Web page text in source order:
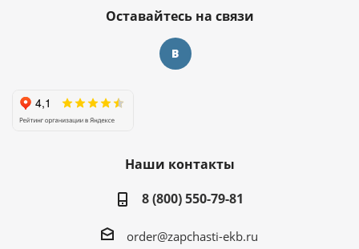
Оставайтесь на связи
Наши контакты
8 (800) 550-79-81
order@zapchasti-ekb.ru